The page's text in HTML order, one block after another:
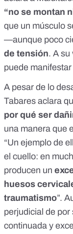
“no se montan
que un músculo
—aunque poco
de tensión. A su
puede
A pesar de lo
Tabares aclara
por qué ser
una manera que
“Un ejemplo de
el cuello: en
producen un
huesos
traumatismo”.
perjudicial de por
continuada y